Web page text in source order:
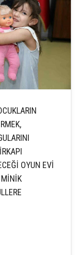
OYUN EVİ
MİNİK